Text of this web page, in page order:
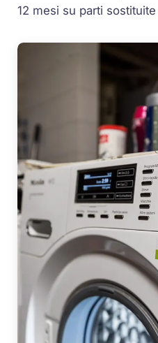
12 mesi su parti